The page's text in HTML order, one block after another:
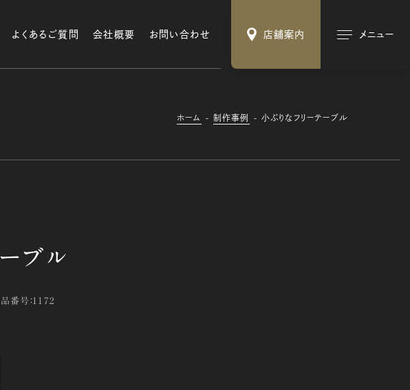
よくあるご質問 会社概要 お問い合わせ 店舗案内 メニュー
ホーム 制作事例 小ぶりなフリーテーブル
番号：1172